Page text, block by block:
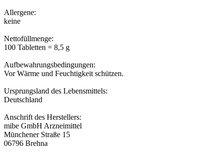
Allergene:
keine
Nettofüllmenge:
100 Tabletten = 8,5 g
Aufbewahrungsbedingungen:
Vor Wärme und Feuchtigkeit schützen.
Ursprungsland des Lebensmittels:
Deutschland
Anschrift des Herstellers:
mibe GmbH Arzneimittel
Münchener Straße 15
06796 Brehna